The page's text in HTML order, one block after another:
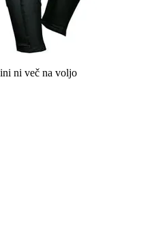
ni več na voljo